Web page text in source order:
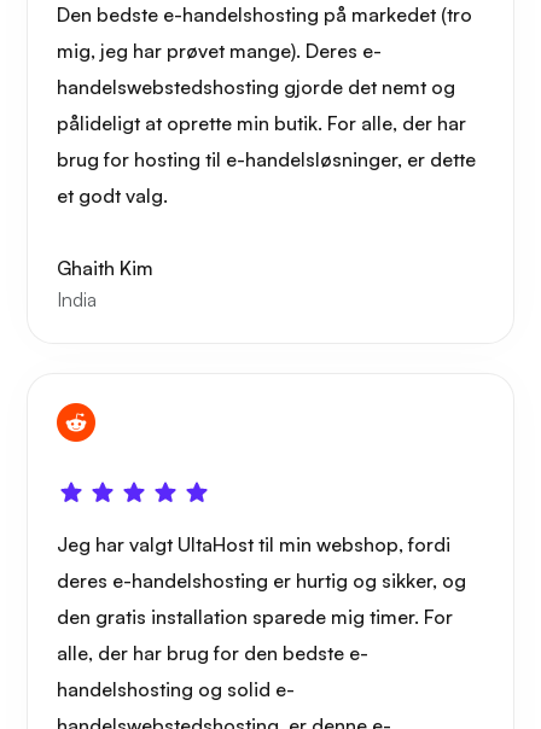
Den bedste e-handelshosting på markedet (tro
mig, jeg har prøvet mange). Deres e-
handelswebstedshosting gjorde det nemt og
pålideligt at oprette min butik. For alle, der har
brug for hosting til e-handelsløsninger, er dette
et godt valg.
Ghaith Kim
India
Jeg har valgt UltaHost til min webshop, fordi
deres e-handelshosting er hurtig og sikker, og
den gratis installation sparede mig timer. For
alle, der har brug for den bedste e-
handelshosting og solid e-